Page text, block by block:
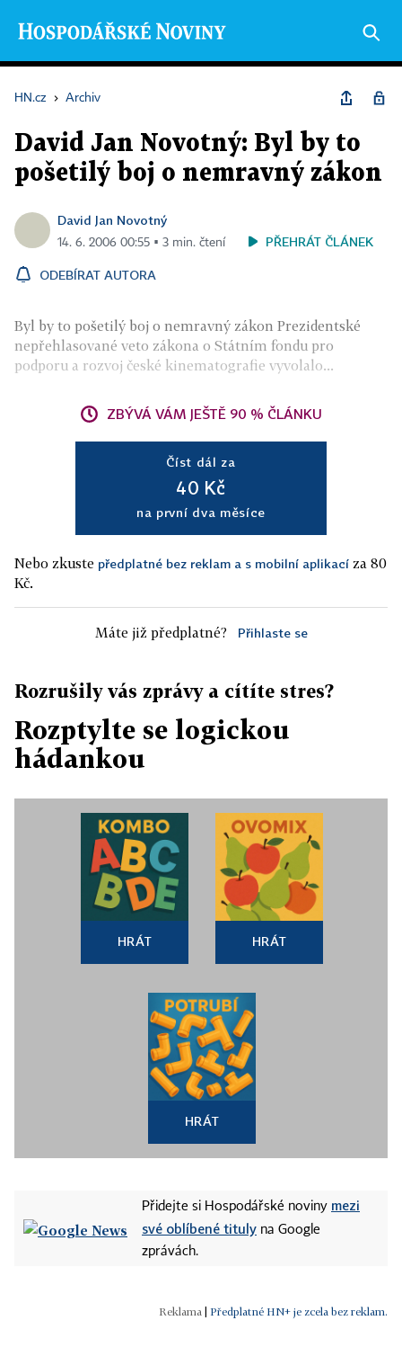
HN.cz › Archiv
David Jan Novotný: Byl by to
pošetilý boj o nemravný zákon
David Jan Novotný
14. 6. 2006 00:55 ▪ 3 min. čtení PŘEHRÁT ČLÁNEK
ODEBÍRAT AUTORA
Byl by to pošetilý boj o nemravný zákon Prezidentské
nepřehlasované veto zákona o Státním fondu pro
podporu a rozvoj české kinematografie vyvolalo...
ZBÝVÁ VÁM JEŠTĚ 90 % ČLÁNKU
Číst dál za
40 Kč
na první dva měsíce
Nebo zkuste předplatné bez reklam a s mobilní aplikací za 80
Kč.
Máte již předplatné? Přihlaste se
Rozrušily vás zprávy a cítíte stres?
Rozptylte se logickou
hádankou
HRÁT HRÁT
HRÁT
Přidejte si Hospodářské noviny mezi
své oblíbené tituly na Google
zprávách.
Předplatné HN+ je zcela bez reklam.